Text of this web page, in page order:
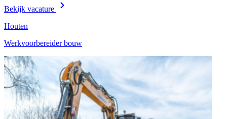
Bekijk vacature
Houten
Werkvoorbereider bouw